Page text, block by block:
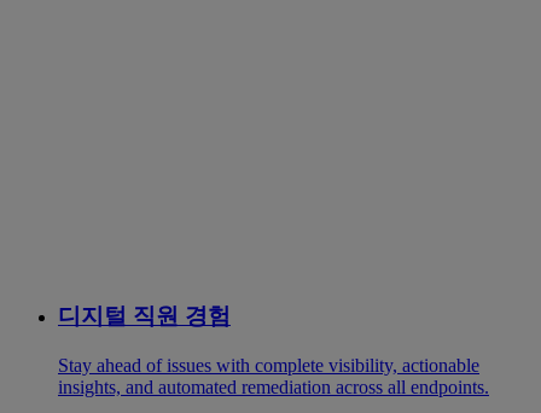
디지털 직원 경험
Stay ahead of issues with complete visibility, actionable
insights, and automated remediation across all endpoints.